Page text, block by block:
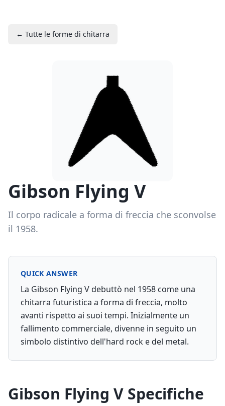
← Tutte le forme di chitarra
Gibson Flying V
Il corpo radicale a forma di freccia che sconvolse
il 1958.
QUICK ANSWER
La Gibson Flying V debuttò nel 1958 come una
chitarra futuristica a forma di freccia, molto
avanti rispetto ai suoi tempi. Inizialmente un
fallimento commerciale, divenne in seguito un
simbolo distintivo dell'hard rock e del metal.
Gibson Flying V Specifiche